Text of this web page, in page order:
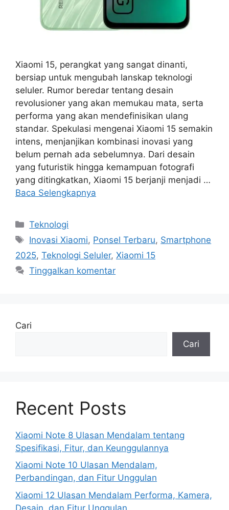
Xiaomi 15, perangkat yang sangat dinanti,
bersiap untuk mengubah lanskap teknologi
seluler. Rumor beredar tentang desain
revolusioner yang akan memukau mata, serta
performa yang akan mendefinisikan ulang
standar. Spekulasi mengenai Xiaomi 15 semakin
intens, menjanjikan kombinasi inovasi yang
belum pernah ada sebelumnya. Dari desain
yang futuristik hingga kemampuan fotografi
yang ditingkatkan, Xiaomi 15 berjanji menjadi …
Baca Selengkapnya
Kategori
Teknologi
Tag
Inovasi Xiaomi, Ponsel Terbaru, Smartphone
2025, Teknologi Seluler, Xiaomi 15
Tinggalkan komentar
Cari
Cari
Recent Posts
Xiaomi Note 8 Ulasan Mendalam tentang
Spesifikasi, Fitur, dan Keunggulannya
Xiaomi Note 10 Ulasan Mendalam,
Perbandingan, dan Fitur Unggulan
Xiaomi 12 Ulasan Mendalam Performa, Kamera,
Desain, dan Fitur Unggulan